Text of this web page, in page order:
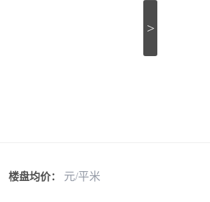
>
楼盘均价： 元/平米